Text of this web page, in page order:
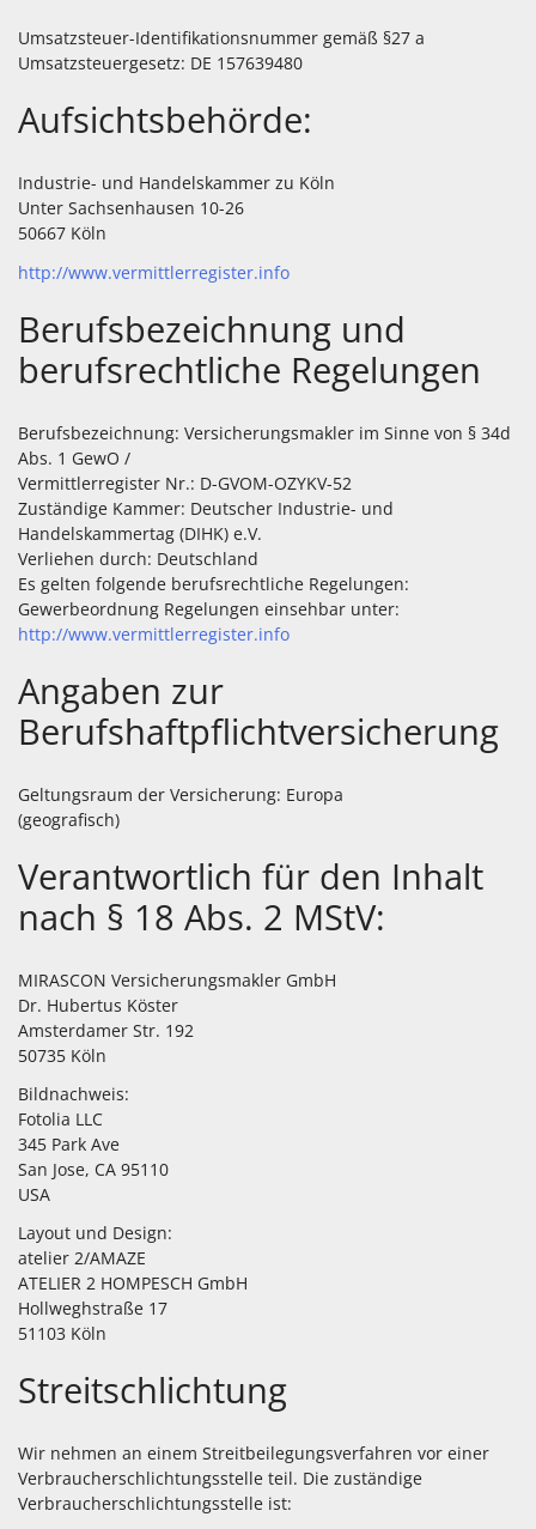
Umsatzsteuer-Identifikationsnummer gemäß §27 a
Umsatzsteuergesetz: DE 157639480
Aufsichtsbehörde:
Industrie- und Handelskammer zu Köln
Unter Sachsenhausen 10-26
50667 Köln
http://www.vermittlerregister.info
Berufsbezeichnung und
berufsrechtliche Regelungen
Berufsbezeichnung: Versicherungsmakler im Sinne von § 34d
Abs. 1 GewO /
Vermittlerregister Nr.: D-GVOM-OZYKV-52
Zuständige Kammer: Deutscher Industrie- und
Handelskammertag (DIHK) e.V.
Verliehen durch: Deutschland
Es gelten folgende berufsrechtliche Regelungen:
Gewerbeordnung Regelungen einsehbar unter:
http://www.vermittlerregister.info
Angaben zur
Berufshaftpflichtversicherung
Geltungsraum der Versicherung: Europa
(geografisch)
Verantwortlich für den Inhalt
nach § 18 Abs. 2 MStV:
MIRASCON Versicherungsmakler GmbH
Dr. Hubertus Köster
Amsterdamer Str. 192
50735 Köln
Bildnachweis:
Fotolia LLC
345 Park Ave
San Jose, CA 95110
USA
Layout und Design:
atelier 2/AMAZE
ATELIER 2 HOMPESCH GmbH
Hollweghstraße 17
51103 Köln
Streitschlichtung
Wir nehmen an einem Streitbeilegungsverfahren vor einer
Verbraucherschlichtungsstelle teil. Die zuständige
Verbraucherschlichtungsstelle ist: